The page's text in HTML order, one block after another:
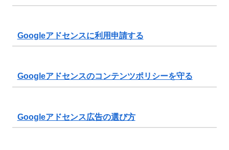
Googleアドセンスに利用申請する
Googleアドセンスのコンテンツポリシーを守る
Googleアドセンス広告の選び方